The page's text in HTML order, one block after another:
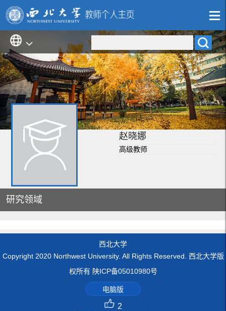
赵晓娜
高级教师
研究领域
西北大学
Copyright 2020 Northwest University. All Rights Reserved. 西北大学版
权所有 陕ICP备05010980号
电脑版
2